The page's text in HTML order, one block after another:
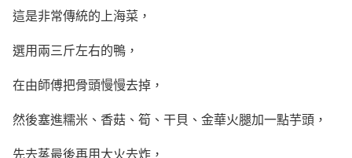
這是非常傳統的上海菜，
選用兩三斤左右的鴨，
在由師傅把骨頭慢慢去掉，
然後塞進糯米、香菇、筍、干貝、金華火腿加一點芋頭，
先去蒸最後再用大火去炸，